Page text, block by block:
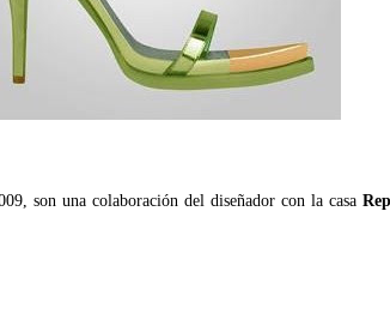
son una colaboración del diseñador con la casa